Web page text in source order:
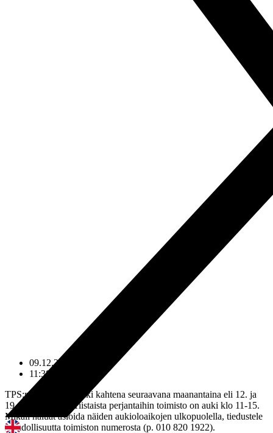
09.12.2016
11:38
TPS:n toimisto on auki kahtena seuraavana maanantaina eli 12. ja
19.12. klo 11-18. Tiistaista perjantaihin toimisto on auki klo 11-15.
Mikäli haluat asioida näiden aukioloaikojen ulkopuolella, tiedustele
mahdollisuutta toimiston numerosta (p. 010 820 1922).